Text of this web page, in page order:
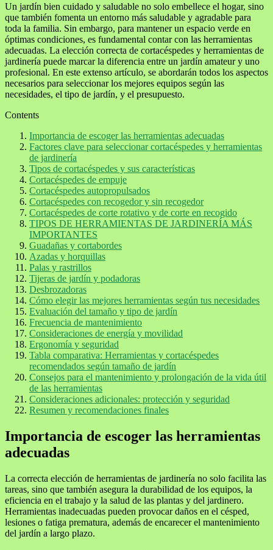
Un jardín bien cuidado y saludable no solo embellece el hogar, sino
que también fomenta un entorno más saludable y agradable para
toda la familia. Sin embargo, para mantener un espacio verde en
óptimas condiciones, es fundamental contar con las herramientas
adecuadas. La elección correcta de cortacéspedes y herramientas de
jardinería puede marcar la diferencia entre un jardín amateur y uno
profesional. En este extenso artículo, se abordarán todos los aspectos
necesarios para seleccionar los mejores equipos según las
necesidades, el tipo de jardín, y el presupuesto.
Contents
Importancia de escoger las herramientas adecuadas
Factores clave para seleccionar cortacéspedes y herramientas
de jardinería
Tipos de cortacéspedes y sus características
Cortacéspedes de empuje
Cortacéspedes autopropulsados
Cortacéspedes con recogedor y sin recogedor
Cortacéspedes de corte rotativo y de corte en recogido
TIPOS DE HERRAMIENTAS DE JARDINERÍA MÁS
IMPORTANTES
Guadañas y cortabordes
Azadas y horquillas
Palas y rastrillos
Tijeras de jardín y podadoras
Desbrozadoras
Cómo elegir las mejores herramientas según tus necesidades
Evaluación del tamaño y tipo de jardín
Frecuencia de mantenimiento
Consideraciones de energía y movilidad
Ergonomía y seguridad
Tabla comparativa: Herramientas y cortacéspedes
recomendados según tamaño de jardín
Consejos para el mantenimiento y prolongación de la vida útil
de las herramientas
Consideraciones adicionales: protección y seguridad
Resumen y recomendaciones finales
Importancia de escoger las herramientas
adecuadas
La correcta elección de herramientas de jardinería no solo facilita las
tareas, sino que también asegura la durabilidad de los equipos, la
eficiencia en el trabajo y la salud de las plantas y del jardinero.
Herramientas inadecuadas pueden provocar daños en el césped,
lesiones o fatiga prematura, además de encarecer el mantenimiento
del jardín a largo plazo.